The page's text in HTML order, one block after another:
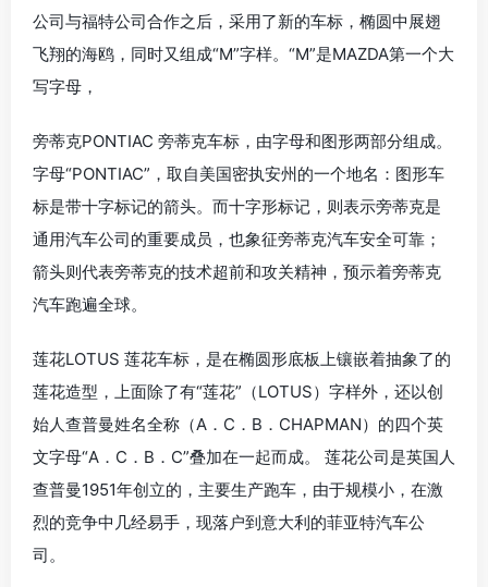
公司与福特公司合作之后，采用了新的车标，椭圆中展翅
飞翔的海鸥，同时又组成“M”字样。“M”是MAZDA第一个大
写字母，
旁蒂克PONTIAC 旁蒂克车标，由字母和图形两部分组成。
字母“PONTIAC”，取自美国密执安州的一个地名：图形车
标是带十字标记的箭头。而十字形标记，则表示旁蒂克是
通用汽车公司的重要成员，也象征旁蒂克汽车安全可靠；
箭头则代表旁蒂克的技术超前和攻关精神，预示着旁蒂克
汽车跑遍全球。
莲花LOTUS 莲花车标，是在椭圆形底板上镶嵌着抽象了的
莲花造型，上面除了有“莲花”（LOTUS）字样外，还以创
始人查普曼姓名全称（A．C．B．CHAPMAN）的四个英
文字母“A．C．B．C”叠加在一起而成。 莲花公司是英国人
查普曼1951年创立的，主要生产跑车，由于规模小，在激
烈的竞争中几经易手，现落户到意大利的菲亚特汽车公
司。